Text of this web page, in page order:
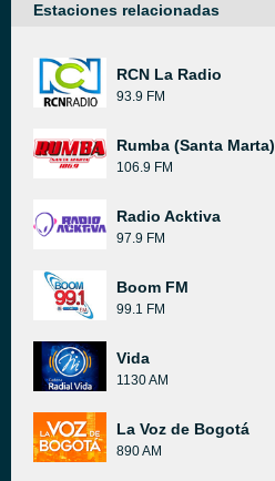
Estaciones relacionadas
RCN La Radio
93.9 FM
Rumba (Santa Marta)
106.9 FM
Radio Acktiva
97.9 FM
Boom FM
99.1 FM
Vida
1130 AM
La Voz de Bogotá
890 AM